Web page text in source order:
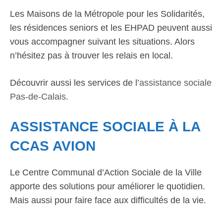
Les Maisons de la Métropole pour les Solidarités,
les résidences seniors et les EHPAD peuvent aussi
vous accompagner suivant les situations. Alors
n’hésitez pas à trouver les relais en local.
Découvrir aussi les services de l’assistance sociale
Pas-de-Calais.
ASSISTANCE SOCIALE À LA
CCAS AVION
Le Centre Communal d’Action Sociale de la Ville
apporte des solutions pour améliorer le quotidien.
Mais aussi pour faire face aux difficultés de la vie.